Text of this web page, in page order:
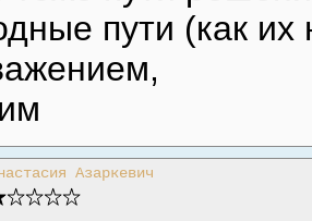
пути (как
Азаркевич